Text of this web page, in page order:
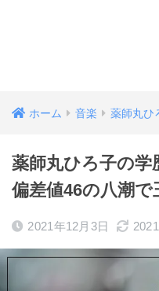
ホーム 音楽 薬師丸ひ
薬師丸ひろ子の学
偏差値46の八潮で
2021年12月3日